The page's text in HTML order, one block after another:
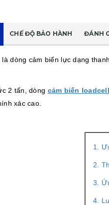
CHẾ ĐỘ BẢO HÀNH ĐÁNH
là dòng cảm biến lực dạng
2 tấn, dòng cảm biến loadcell
xác cao.
1.
2.
3.
4.